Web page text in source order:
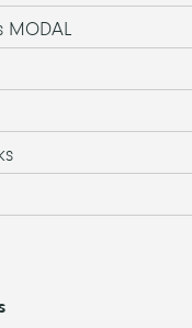
MODAL